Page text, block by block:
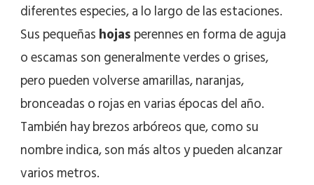
diferentes especies, a lo largo de las estaciones.
Sus pequeñashojasperennes en forma de aguja
o escamas son generalmente verdes o grises,
pero pueden volverse amarillas, naranjas,
bronceadas o rojas en varias épocas del año.
También hay brezos arbóreos que, como su
nombre indica, son más altos y pueden alcanzar
varios metros.